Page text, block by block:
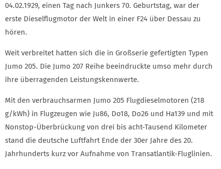
04.02.1929, einen Tag nach Junkers 70. Geburtstag, war der
erste Dieselflugmotor der Welt in einer F24 über Dessau zu
hören.
Weit verbreitet hatten sich die in Großserie gefertigten Typen
Jumo 205. Die Jumo 207 Reihe beeindruckte umso mehr durch
ihre überragenden Leistungskennwerte.
Mit den verbrauchsarmen Jumo 205 Flugdieselmotoren (218
g/kWh) in Flugzeugen wie Ju86, Do18, Do26 und Ha139 und mit
Nonstop-Überbrückung von drei bis acht-Tausend Kilometer
stand die deutsche Luftfahrt Ende der 30er Jahre des 20.
Jahrhunderts kurz vor Aufnahme von Transatlantik-Fluglinien.